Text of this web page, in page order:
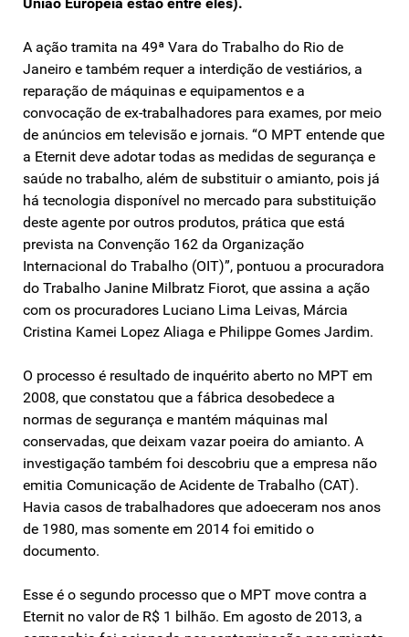
A ação tramita na 49ª Vara do Trabalho do Rio de
Janeiro e também requer a interdição de vestiários, a
reparação de máquinas e equipamentos e a
convocação de ex-trabalhadores para exames, por meio
de anúncios em televisão e jornais. “O MPT entende que
a Eternit deve adotar todas as medidas de segurança e
saúde no trabalho, além de substituir o amianto, pois já
há tecnologia disponível no mercado para substituição
deste agente por outros produtos, prática que está
prevista na Convenção 162 da Organização
Internacional do Trabalho (OIT)”, pontuou a procuradora
do Trabalho Janine Milbratz Fiorot, que assina a ação
com os procuradores Luciano Lima Leivas, Márcia
Cristina Kamei Lopez Aliaga e Philippe Gomes Jardim.
O processo é resultado de inquérito aberto no MPT em
2008, que constatou que a fábrica desobedece a
normas de segurança e mantém máquinas mal
conservadas, que deixam vazar poeira do amianto. A
investigação também foi descobriu que a empresa não
emitia Comunicação de Acidente de Trabalho (CAT).
Havia casos de trabalhadores que adoeceram nos anos
de 1980, mas somente em 2014 foi emitido o
documento.
Esse é o segundo processo que o MPT move contra a
Eternit no valor de R$ 1 bilhão. Em agosto de 2013, a